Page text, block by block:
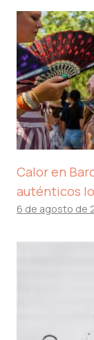
Calor en
auténticos
6 de agosto de